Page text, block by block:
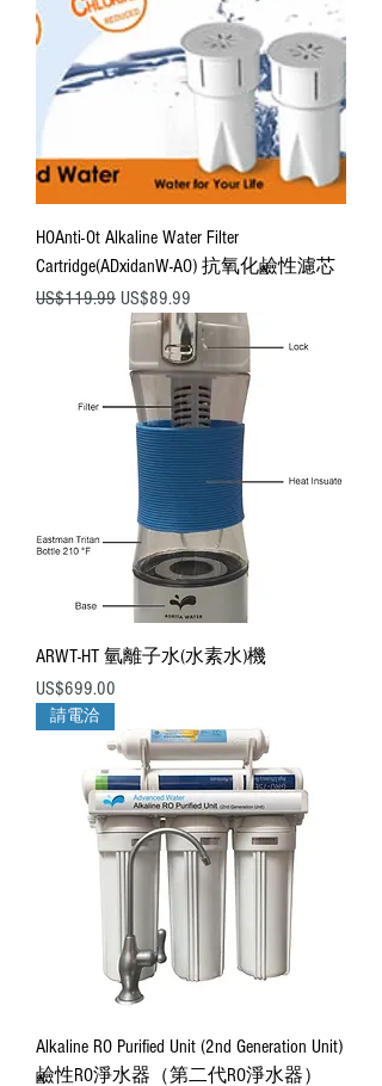
HOAnti-Ot Alkaline Water Filter
Cartridge(ADxidanW-AO) 抗氧化鹼性濾芯
一般價格
US$119.99 促銷價格
US$89.99
ARWT-HT 氫離子水(水素水)機
價格
US$699.00
請電洽
Alkaline RO Purified Unit (2nd Generation Unit)
鹼性RO淨水器（第二代RO淨水器）